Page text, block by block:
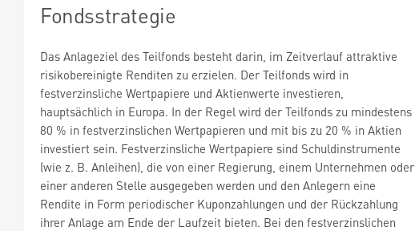
Fondsstrategie
Das Anlageziel des Teilfonds besteht darin, im Zeitverlauf attraktive
risikobereinigte Renditen zu erzielen. Der Teilfonds wird in
festverzinsliche Wertpapiere und Aktienwerte investieren,
hauptsächlich in Europa. In der Regel wird der Teilfonds zu mindestens
80 % in festverzinslichen Wertpapieren und mit bis zu 20 % in Aktien
investiert sein. Festverzinsliche Wertpapiere sind Schuldinstrumente
(wie z. B. Anleihen), die von einer Regierung, einem Unternehmen oder
einer anderen Stelle ausgegeben werden und den Anlegern eine
Rendite in Form periodischer Kuponzahlungen und der Rückzahlung
ihrer Anlage am Ende der Laufzeit bieten. Bei den festverzinslichen